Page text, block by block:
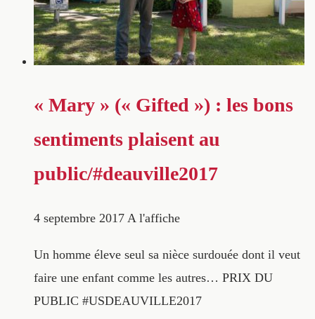
« Mary » (« Gifted ») : les bons
sentiments plaisent au
public/#deauville2017
4 septembre 2017 A l'affiche
Un homme éleve seul sa nièce surdouée dont il veut
faire une enfant comme les autres… PRIX DU
PUBLIC #USDEAUVILLE2017